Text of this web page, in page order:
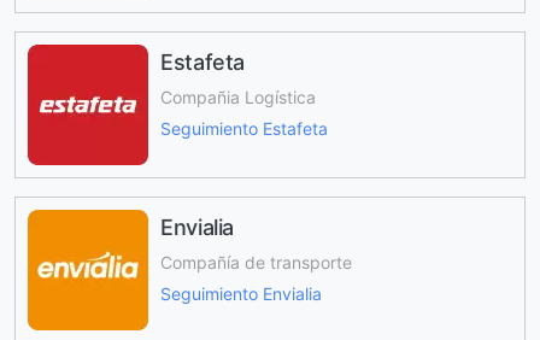
Estafeta
Compañia Logística
Seguimiento Estafeta
Envialia
Compañía de transporte
Seguimiento Envialia